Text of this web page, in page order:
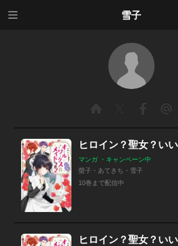
雪子
マンガ ・キャンペーン中
螢子・あてきち・雪子
10巻まで配信中